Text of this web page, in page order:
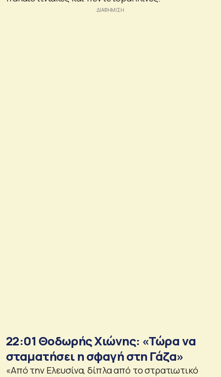
22:01 Θοδωρής Χιώνης: «Τώρα να
σταματήσει η σφαγή στη Γάζα»
«Από την Ελευσίνα, δίπλα από το στρατιωτικό